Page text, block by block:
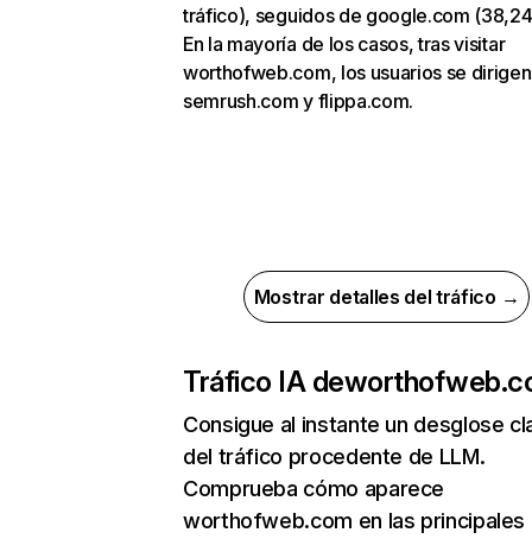
tráfico), seguidos de google.com
En la mayoría de los casos, tras visitar
worthofweb.com, los usuarios se
semrush.com y flippa.com.
Mostrar detalles del tráfico →
Tráfico IA de
Consigue al instante un desglose
del tráfico procedente de LLM.
Comprueba cómo aparece
worthofweb.com en las principales